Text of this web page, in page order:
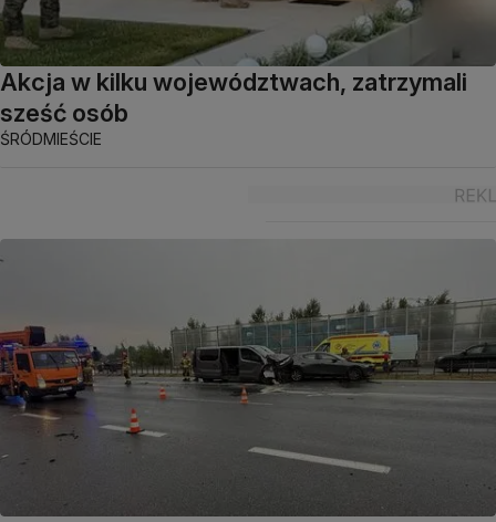
Akcja w kilku województwach, zatrzymali
sześć osób
ŚRÓDMIEŚCIE